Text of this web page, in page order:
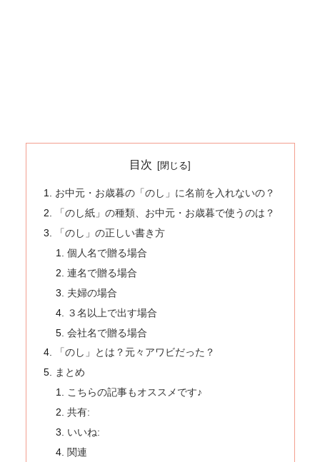
目次
お中元・お歳暮の「のし」に名前を入れないの？
「のし紙」の種類、お中元・お歳暮で使うのは？
「のし」の正しい書き方
個人名で贈る場合
連名で贈る場合
夫婦の場合
３名以上で出す場合
会社名で贈る場合
「のし」とは？元々アワビだった？
まとめ
こちらの記事もオススメです♪
共有:
いいね:
関連